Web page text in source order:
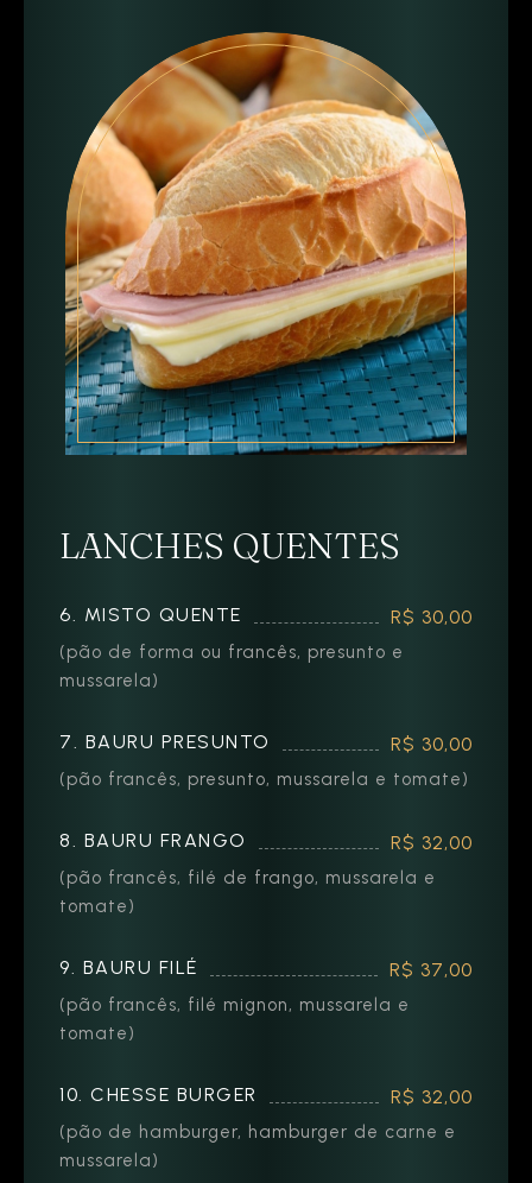
LANCHES QUENTES
6. MISTO QUENTE R$ 30,00
(pão de forma ou francês, presunto e
mussarela)
7. BAURU PRESUNTO R$ 30,00
(pão francês, presunto, mussarela e tomate)
8. BAURU FRANGO R$ 32,00
(pão francês, filé de frango, mussarela e
tomate)
9. BAURU FILÉ R$ 37,00
(pão francês, filé mignon, mussarela e
tomate)
10. CHESSE BURGER R$ 32,00
(pão de hamburger, hamburger de carne e
mussarela)